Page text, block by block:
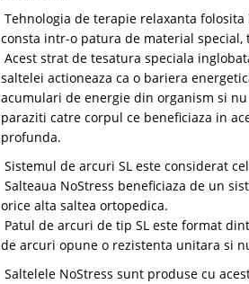
Tehnologia de terapie relaxanta
consta intr-o patura de material special,
Acest strat de tesatura speciala
saltelei actioneaza ca o bariera
acumulari de energie din organism si
paraziti catre corpul ce beneficiaza in
profunda.
Sistemul de arcuri SL este considerat
Salteaua NoStress beneficiaza de un
orice alta saltea ortopedica.
Patul de arcuri de tip SL este format
de arcuri opune o rezistenta unitara si
Saltelele NoStress sunt produse cu